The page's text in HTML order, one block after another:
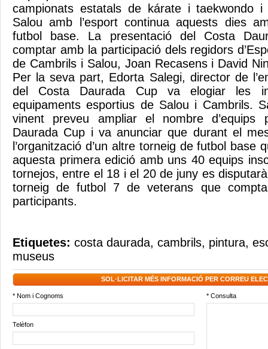
campionats estatals de kárate i taekwondo
Salou amb l’esport continua aquests dies
futbol base. La presentació del Costa
comptar amb la participació dels regidors
de Cambrils i Salou, Joan Recasens i David
Per la seva part, Edorta Salegi, director de
del Costa Daurada Cup va elogiar les
equipaments esportius de Salou i Cambrils.
vinent preveu ampliar el nombre d’equips
Daurada Cup i va anunciar que durant el
l’organització d’un altre torneig de futbol base
aquesta primera edició amb uns 40 equips
tornejos, entre el 18 i el 20 de juny es
torneig de futbol 7 de veterans que
participants.
Etiquetes: costa daurada, cambrils, pintura,
museus
SOL·LICITAR MÉS INFORMACIÓ PER CORREU
* Nom i Cognoms * Consulta
Telèfon